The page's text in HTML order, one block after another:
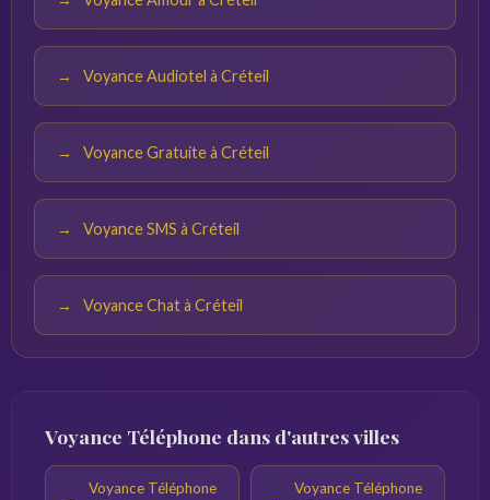
Voyance Audiotel à Créteil
Voyance Gratuite à Créteil
Voyance SMS à Créteil
Voyance Chat à Créteil
Voyance Téléphone dans d'autres villes
Voyance Téléphone
Voyance Téléphone